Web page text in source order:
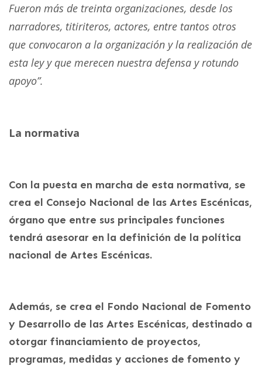
Fueron más de treinta organizaciones, desde los
narradores, titiriteros, actores, entre tantos otros
que convocaron a la organización y la realización de
esta ley y que merecen nuestra defensa y rotundo
apoyo”.
La normativa
Con la puesta en marcha de esta normativa, se
crea el Consejo Nacional de las Artes Escénicas,
órgano que entre sus principales funciones
tendrá asesorar en la definición de la política
nacional de Artes Escénicas.
Además, se crea el Fondo Nacional de Fomento
y Desarrollo de las Artes Escénicas, destinado a
otorgar financiamiento de proyectos,
programas, medidas y acciones de fomento y